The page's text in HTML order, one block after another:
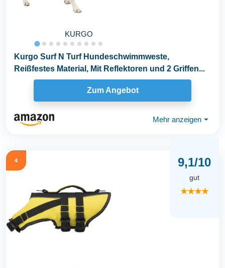
KURGO
Kurgo Surf N Turf Hundeschwimmweste,
Reißfestes Material, Mit Reflektoren und 2 Griffen...
Zum Angebot
Mehr anzeigen ⏷
4 9,1/10
gut
★★★★